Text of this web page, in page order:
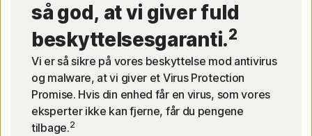
så god, at vi giver fuld
beskyttelsesgaranti.2
Vi er så sikre på vores beskyttelse mod antivirus
og malware, at vi giver et Virus Protection
Promise. Hvis din enhed får en virus, som vores
eksperter ikke kan fjerne, får du pengene
tilbage.2